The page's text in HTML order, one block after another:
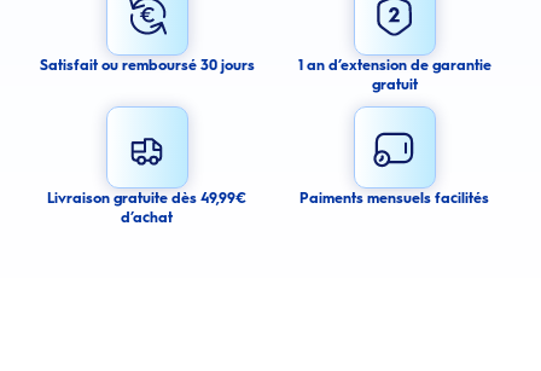
By signing up for email alerts, you agree to receive email
communications regarding this product. We may use your email address
to send you email messages about product availability. We process your
personal data as stated in our Privacy Policy. You may withdraw your
consent or manage your email preferences at any time.
Cancel
Satisfait ou remboursé 30 jours
1 an d’extension de garantie
gratuit
Livraison gratuite dès 49,99€
d’achat
Paiments mensuels facilités